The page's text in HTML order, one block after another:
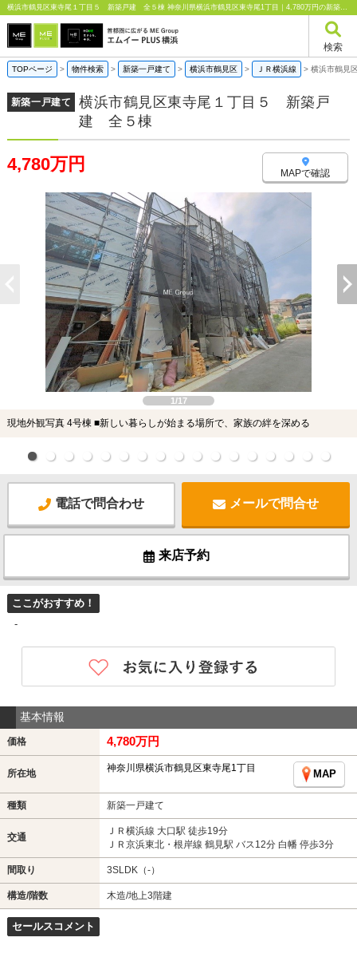
横浜市鶴見区東寺尾１丁目５ 新築戸建 全５棟 神奈川県横浜市鶴見区東寺尾1丁目｜4,780万円の新築一戸建て｜エムイーPLUS横浜
検索
TOPページ > 物件検索 > 新築一戸建て > 横浜市鶴見区 > ＪＲ横浜線 > 横浜市鶴見
新築一戸建て
横浜市鶴見区東寺尾１丁目５ 新築戸
建 全５棟
4,780万円 MAPで確認
1/17
現地外観写真 4号棟 ■新しい暮らしが始まる場所で、家族の絆を深める
電話で問合わせ メールで問合せ
来店予約
ここがおすすめ！
-
基本情報
価格 4,780万円
所在地 神奈川県横浜市鶴見区東寺尾1丁目
MAP
種類 新築一戸建て
交通
ＪＲ横浜線 大口駅 徒歩19分
ＪＲ京浜東北・根岸線 鶴見駅 バス12分 白幡 停歩3分
間取り 3SLDK（-）
構造/階数 木造/地上3階建
セールスコメント